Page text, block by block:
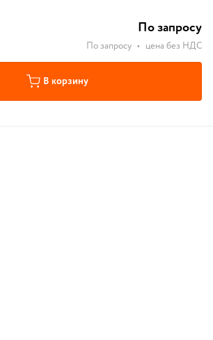
По запросу
По запросу • цена без НДС
В корзину